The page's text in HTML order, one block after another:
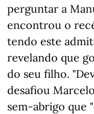
perguntar a
encontrou o
tendo este
revelando que
do seu filho.
desafiou
sem-abrigo que